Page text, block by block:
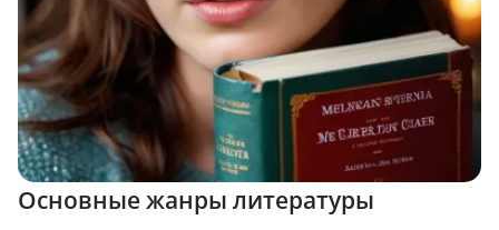
Основные жанры литературы